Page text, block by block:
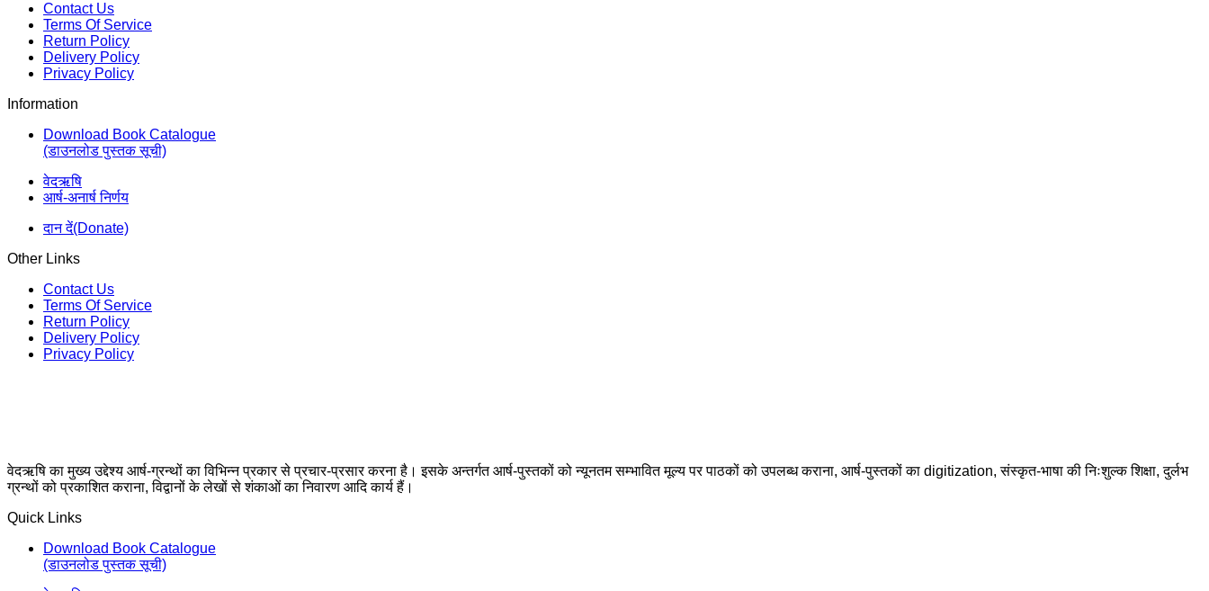
Contact Us
Terms Of Service
Return Policy
Delivery Policy
Privacy Policy
Information
Download Book Catalogue
(डाउनलोड पुस्तक सूची)
वेदऋषि
आर्ष-अनार्ष निर्णय
दान दें(Donate)
Other Links
Contact Us
Terms Of Service
Return Policy
Delivery Policy
Privacy Policy
वेदऋषि का मुख्य उद्देश्य आर्ष-ग्रन्थों का विभिन्न प्रकार से प्रचार-प्रसार करना है। इसके अन्तर्गत आर्ष-पुस्तकों को न्यूनतम सम्भावित मूल्य पर पाठकों को उपलब्ध कराना, आर्ष-पुस्तकों का digitization, संस्कृत-भाषा की निःशुल्क शिक्षा, दुर्लभ
ग्रन्थों को प्रकाशित कराना, विद्वानों के लेखों से शंकाओं का निवारण आदि कार्य हैं।
Quick Links
Download Book Catalogue
(डाउनलोड पुस्तक सूची)